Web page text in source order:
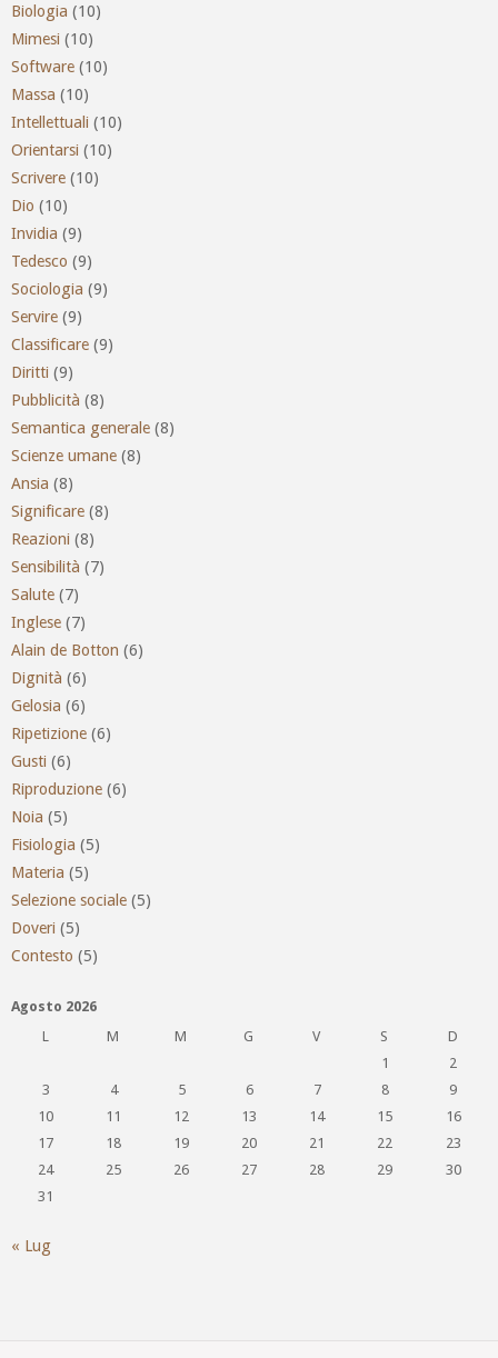
Biologia (10)
Mimesi (10)
Software (10)
Massa (10)
Intellettuali (10)
Orientarsi (10)
Scrivere (10)
Dio (10)
Invidia (9)
Tedesco (9)
Sociologia (9)
Servire (9)
Classificare (9)
Diritti (9)
Pubblicità (8)
Semantica generale (8)
Scienze umane (8)
Ansia (8)
Significare (8)
Reazioni (8)
Sensibilità (7)
Salute (7)
Inglese (7)
Alain de Botton (6)
Dignità (6)
Gelosia (6)
Ripetizione (6)
Gusti (6)
Riproduzione (6)
Noia (5)
Fisiologia (5)
Materia (5)
Selezione sociale (5)
Doveri (5)
Contesto (5)
Agosto 2026
L
M M G V S
D
1
2
3
4 5 6 7 8
9
10
11 12 13 14 15
16
17
18 19 20 21 22
23
24
25 26 27 28 29
30
31
« Lug